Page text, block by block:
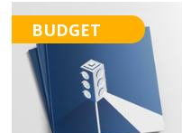
BUDGET